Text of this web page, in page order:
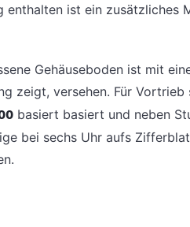
enthalten ist ein zusätzliches
Gehäuseboden ist mit
zeigt, versehen. Für
basiert basiert und neben
bei sechs Uhr aufs